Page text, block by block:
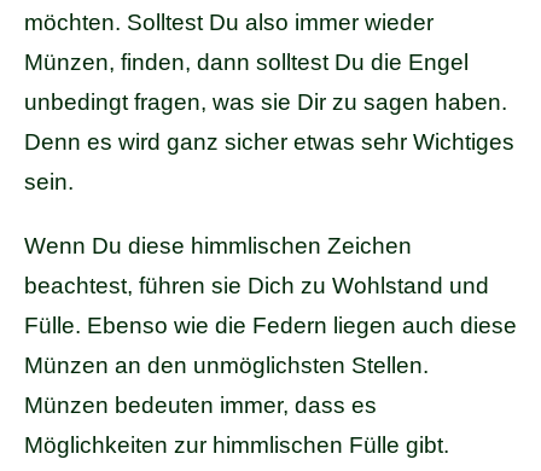
möchten. Solltest Du also immer wieder
Münzen, finden, dann solltest Du die Engel
unbedingt fragen, was sie Dir zu sagen haben.
Denn es wird ganz sicher etwas sehr Wichtiges
sein.
Wenn Du diese himmlischen Zeichen
beachtest, führen sie Dich zu Wohlstand und
Fülle. Ebenso wie die Federn liegen auch diese
Münzen an den unmöglichsten Stellen.
Münzen bedeuten immer, dass es
Möglichkeiten zur himmlischen Fülle gibt.